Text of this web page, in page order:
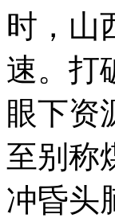
时，山
速。打
眼下资
至别称
冲昏头